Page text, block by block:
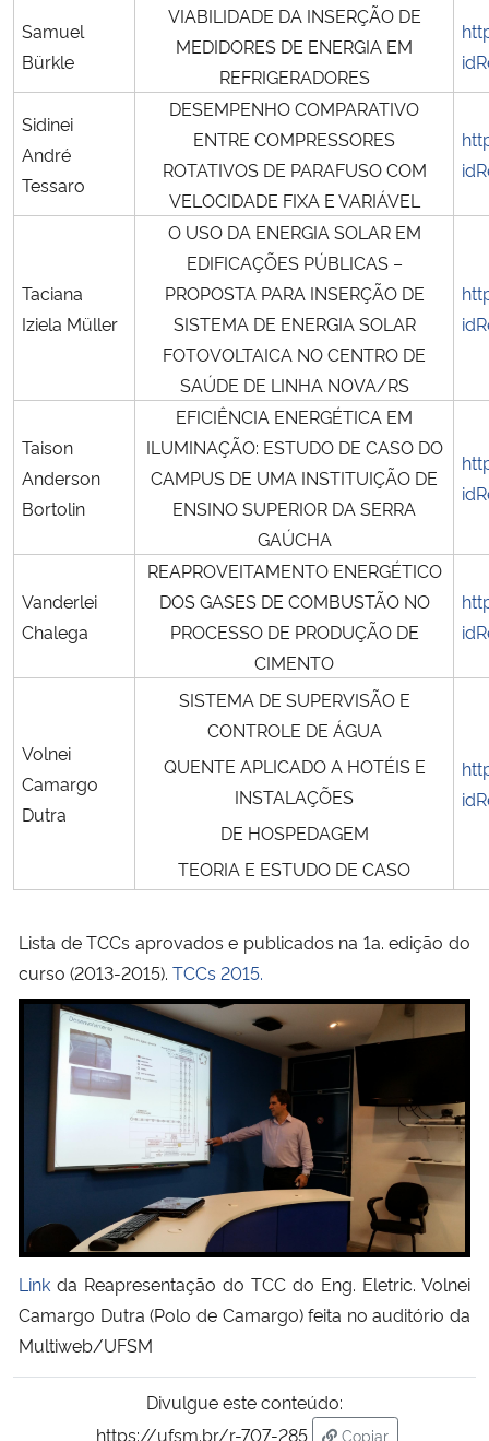
Samuel
Bürkle
VIABILIDADE DA INSERÇÃO DE
MEDIDORES DE ENERGIA EM
REFRIGERADORES
Sidinei
André
Tessaro
DESEMPENHO COMPARATIVO
ENTRE COMPRESSORES
ROTATIVOS DE PARAFUSO COM
VELOCIDADE FIXA E VARIÁVEL
Taciana
Iziela Müller
O USO DA ENERGIA SOLAR EM
EDIFICAÇÕES PÚBLICAS –
PROPOSTA PARA INSERÇÃO DE
SISTEMA DE ENERGIA SOLAR
FOTOVOLTAICA NO CENTRO DE
SAÚDE DE LINHA NOVA/RS
Taison
Anderson
Bortolin
EFICIÊNCIA ENERGÉTICA EM
ILUMINAÇÃO: ESTUDO DE CASO DO
CAMPUS DE UMA INSTITUIÇÃO DE
ENSINO SUPERIOR DA SERRA
GAÚCHA
Vanderlei
Chalega
REAPROVEITAMENTO ENERGÉTICO
DOS GASES DE COMBUSTÃO NO
PROCESSO DE PRODUÇÃO DE
CIMENTO
Volnei
Camargo
Dutra
SISTEMA DE SUPERVISÃO E
CONTROLE DE ÁGUA
QUENTE APLICADO A HOTÉIS E
INSTALAÇÕES
DE HOSPEDAGEM
TEORIA E ESTUDO DE CASO
Lista de TCCs aprovados e publicados na 1a. edição do
curso (2013-2015). TCCs 2015.
Link da Reapresentação do TCC do Eng. Eletric. Volnei
Camargo Dutra (Polo de Camargo) feita no auditório da
Multiweb/UFSM
Divulgue este conteúdo:
https://ufsm.br/r-707-285
Copiar